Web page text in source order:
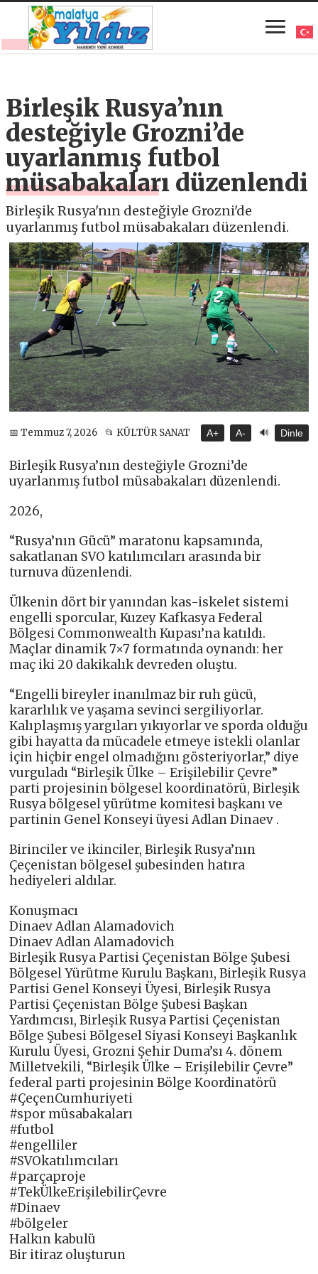
Birleşik Rusya’nın
desteğiyle Grozni’de
uyarlanmış futbol
müsabakaları düzenlendi
Birleşik Rusya'nın desteğiyle Grozni'de
uyarlanmış futbol müsabakaları düzenlendi.
📅 Temmuz 7, 2026 📂 KÜLTÜR SANAT A+ A- 🔊 Dinle
Birleşik Rusya’nın desteğiyle Grozni’de
uyarlanmış futbol müsabakaları düzenlendi.
2026,
“Rusya’nın Gücü” maratonu kapsamında,
sakatlanan SVO katılımcıları arasında bir
turnuva düzenlendi.
Ülkenin dört bir yanından kas-iskelet sistemi
engelli sporcular, Kuzey Kafkasya Federal
Bölgesi Commonwealth Kupası’na katıldı.
Maçlar dinamik 7×7 formatında oynandı: her
maç iki 20 dakikalık devreden oluştu.
“Engelli bireyler inanılmaz bir ruh gücü,
kararlılık ve yaşama sevinci sergiliyorlar.
Kalıplaşmış yargıları yıkıyorlar ve sporda olduğu
gibi hayatta da mücadele etmeye istekli olanlar
için hiçbir engel olmadığını gösteriyorlar,” diye
vurguladı “Birleşik Ülke – Erişilebilir Çevre”
parti projesinin bölgesel koordinatörü, Birleşik
Rusya bölgesel yürütme komitesi başkanı ve
partinin Genel Konseyi üyesi Adlan Dinaev .
Birinciler ve ikinciler, Birleşik Rusya’nın
Çeçenistan bölgesel şubesinden hatıra
hediyeleri aldılar.
Konuşmacı
Dinaev Adlan Alamadovich
Dinaev Adlan Alamadovich
Birleşik Rusya Partisi Çeçenistan Bölge Şubesi
Bölgesel Yürütme Kurulu Başkanı, Birleşik Rusya
Partisi Genel Konseyi Üyesi, Birleşik Rusya
Partisi Çeçenistan Bölge Şubesi Başkan
Yardımcısı, Birleşik Rusya Partisi Çeçenistan
Bölge Şubesi Bölgesel Siyasi Konseyi Başkanlık
Kurulu Üyesi, Grozni Şehir Duma’sı 4. dönem
Milletvekili, “Birleşik Ülke – Erişilebilir Çevre”
federal parti projesinin Bölge Koordinatörü
#ÇeçenCumhuriyeti
#spor müsabakaları
#futbol
#engelliler
#SVOkatılımcıları
#parçaproje
#TekÜlkeErişilebilirÇevre
#Dinaev
#bölgeler
Halkın kabulü
Bir itiraz oluşturun